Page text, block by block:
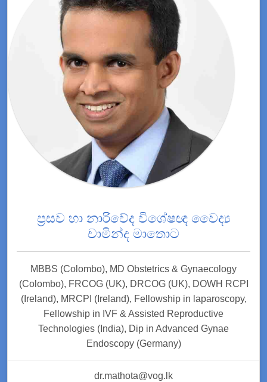
ප්‍රසව හා නාරිවේද විශේෂඥ වෛද්‍ය
චාමින්ද මාතොට
MBBS (Colombo), MD Obstetrics & Gynaecology
(Colombo), FRCOG (UK), DRCOG (UK), DOWH RCPI
(Ireland), MRCPI (Ireland), Fellowship in laparoscopy,
Fellowship in IVF & Assisted Reproductive
Technologies (India), Dip in Advanced Gynae
Endoscopy (Germany)
dr.mathota@vog.lk